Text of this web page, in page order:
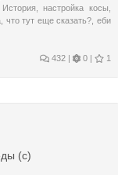
История ,настройка косы
что тут еще сказать? ,еби
432 | 0 | 1
(с)